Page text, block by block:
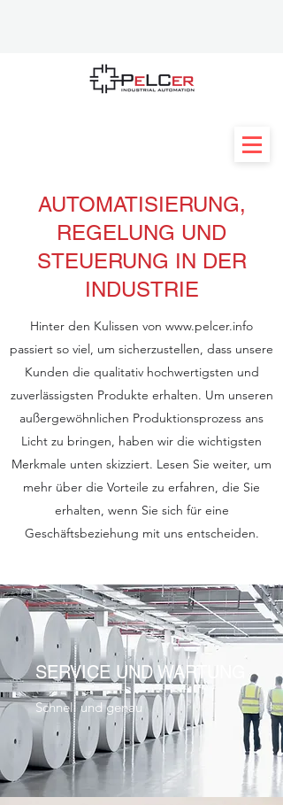
AUTOMATISIERUNG,
REGELUNG UND
STEUERUNG IN DER
INDUSTRIE
Hinter den Kulissen von www.pelcer.info
passiert so viel, um sicherzustellen, dass unsere
Kunden die qualitativ hochwertigsten und
zuverlässigsten Produkte erhalten. Um unseren
außergewöhnlichen Produktionsprozess ans
Licht zu bringen, haben wir die wichtigsten
Merkmale unten skizziert. Lesen Sie weiter, um
mehr über die Vorteile zu erfahren, die Sie
erhalten, wenn Sie sich für eine
Geschäftsbeziehung mit uns entscheiden.
SERVICE UND WARTUNG
Schnell und genau